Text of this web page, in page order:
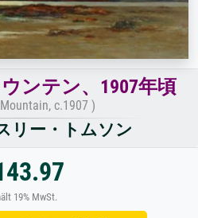
ンテン、1907年頃
c.1907 )
リー・トムソン
19% MwSt.